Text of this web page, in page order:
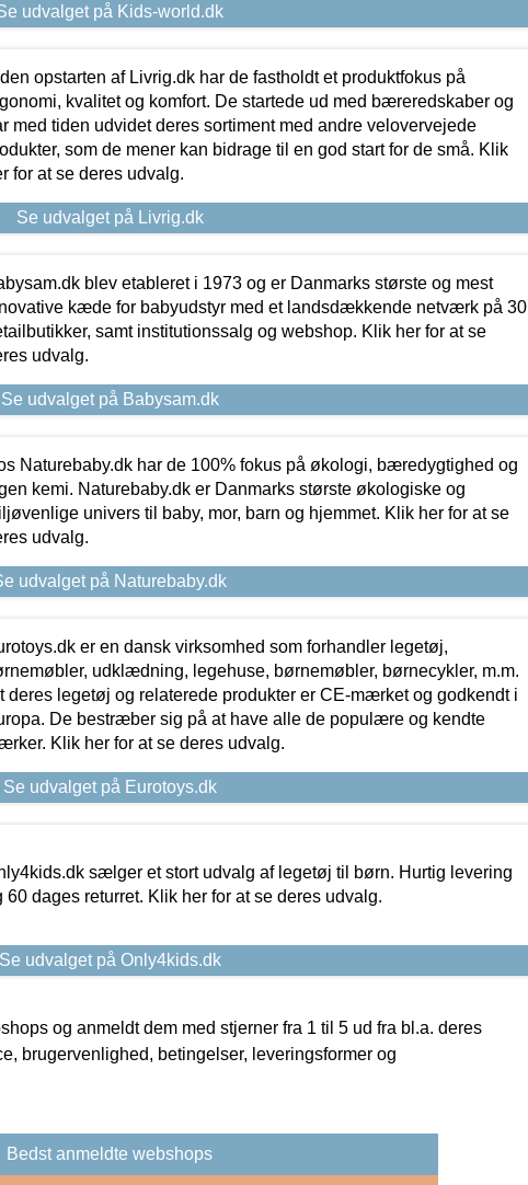
udvalget på Kids-world.dk
opstarten af Livrig.dk har de fastholdt et produktfokus på
kvalitet og komfort. De startede ud med bæreredskaber og
med tiden udvidet deres sortiment med andre velovervejede
som de mener kan bidrage til en god start for de små. Klik
for at se deres udvalg.
Se udvalget på Livrig.dk
blev etableret i 1973 og er Danmarks største og mest
kæde for babyudstyr med et landsdækkende netværk på 30
samt institutionssalg og webshop. Klik her for at se
udvalg.
Se udvalget på Babysam.dk
Naturebaby.dk har de 100% fokus på økologi, bæredygtighed og
kemi. Naturebaby.dk er Danmarks største økologiske og
univers til baby, mor, barn og hjemmet. Klik her for at se
udvalg.
udvalget på Naturebaby.dk
er en dansk virksomhed som forhandler legetøj,
udklædning, legehuse, børnemøbler, børnecykler, m.m.
deres legetøj og relaterede produkter er CE-mærket og godkendt i
De bestræber sig på at have alle de populære og kendte
Klik her for at se deres udvalg.
Se udvalget på Eurotoys.dk
sælger et stort udvalg af legetøj til børn. Hurtig levering
60 dages returret. Klik her for at se deres udvalg.
Se udvalget på Only4kids.dk
og anmeldt dem med stjerner fra 1 til 5 ud fra bl.a. deres
brugervenlighed, betingelser, leveringsformer og
Bedst anmeldte webshops